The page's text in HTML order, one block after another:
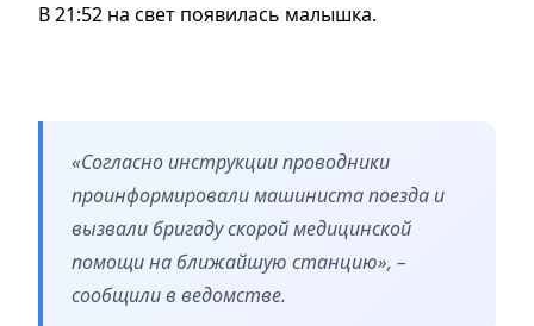
В 21:52 на свет появилась малышка.
«Согласно инструкции проводники
проинформировали машиниста поезда и
вызвали бригаду скорой медицинской
помощи на ближайшую станцию», –
сообщили в ведомстве.